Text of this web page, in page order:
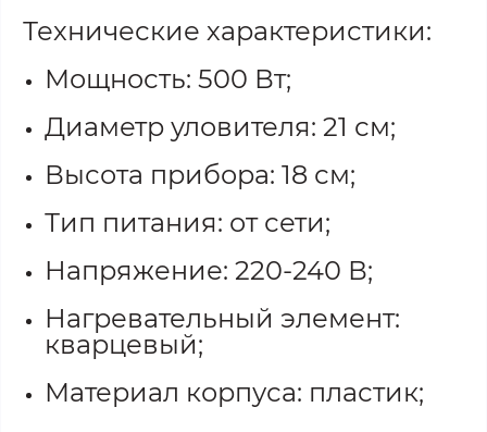
Технические характеристики:
Мощность: 500 Вт;
Диаметр уловителя: 21 см;
Высота прибора: 18 см;
Тип питания: от сети;
Напряжение: 220-240 В;
Нагревательный элемент:
кварцевый;
Материал корпуса: пластик;